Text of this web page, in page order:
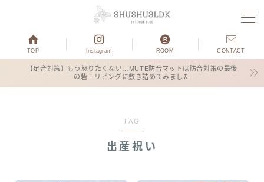
MENU
3COINS
TOP Instagram ROOM CONTACT
【足音対策】もう怒りたくない…MUTE防音マットは防音対策の最後
の砦！リビングに敷き詰めてみました
TAG
出産祝い